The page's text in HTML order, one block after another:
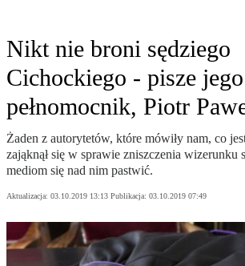
Nikt nie broni sędziego
Cichockiego - pisze jego
pełnomocnik, Piotr
Żaden z autorytetów, które mówiły nam, co
zająknął się w sprawie zniszczenia wizerunku
mediom się nad nim pastwić.
Aktualizacja: 03.10.2019 13:13 Publikacja: 03.10.2019 07:49